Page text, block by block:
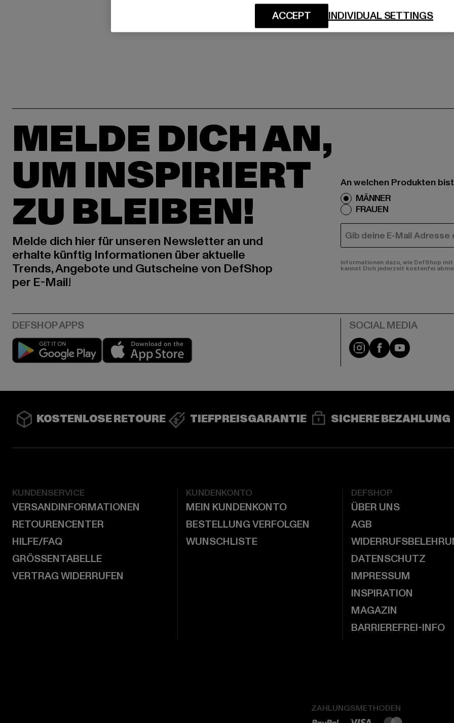
LIEFERUNG &
MELDE DICH AN,
UM INSPIRIERT
ZU BLEIBEN!
Melde dich hier für unseren Newsletter an und
erhalte künftig Informationen über aktuelle
Trends, Angebote und Gutscheine von DefShop
per E-Mail!
An welchen Produkten
MÄNNER
FRAUEN
E-MAIL
Informationen dazu, wie DefShop
kannst Dich jederzeit kostenfei
Play market Instagram
FacebookYouTube
KOSTENLOSE RETOURE TIEFPREISGARANTIE SICHERE BEZAHLUNG
KUNDENSERVICE
VERSANDINFORMATIONEN
RETOURENCENTER
HILFE/FAQ
GRÖSSENTABELLE
VERTRAG WIDERRUFEN
KUNDENKONTO
MEIN KUNDENKONTO
BESTELLUNG VERFOLGEN
WUNSCHLISTE
DEFSHOP
ÜBER UNS
AGB
DATENSCHUTZ
IMPRESSUM
INSPIRATION
MAGAZIN
BARRIEREFREI-INFO
ZAHLUNGSMETHODEN
INDIVIDUAL SETTINGS
ACCEPT